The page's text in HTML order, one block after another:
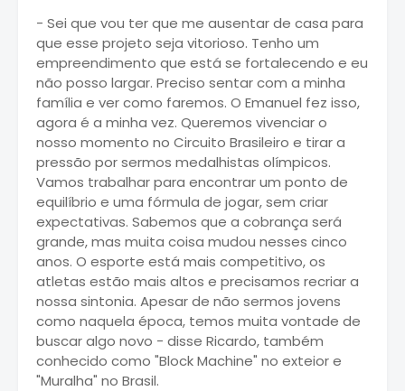
- Sei que vou ter que me ausentar de casa para
que esse projeto seja vitorioso. Tenho um
empreendimento que está se fortalecendo e eu
não posso largar. Preciso sentar com a minha
família e ver como faremos. O Emanuel fez isso,
agora é a minha vez. Queremos vivenciar o
nosso momento no Circuito Brasileiro e tirar a
pressão por sermos medalhistas olímpicos.
Vamos trabalhar para encontrar um ponto de
equilíbrio e uma fórmula de jogar, sem criar
expectativas. Sabemos que a cobrança será
grande, mas muita coisa mudou nesses cinco
anos. O esporte está mais competitivo, os
atletas estão mais altos e precisamos recriar a
nossa sintonia. Apesar de não sermos jovens
como naquela época, temos muita vontade de
buscar algo novo - disse Ricardo, também
conhecido como "Block Machine" no exteior e
"Muralha" no Brasil.